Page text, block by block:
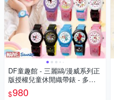
DF童趣館 - 三麗鷗/漫威系列正
版授權兒童休閒織帶錶 - 多款
可選
$980